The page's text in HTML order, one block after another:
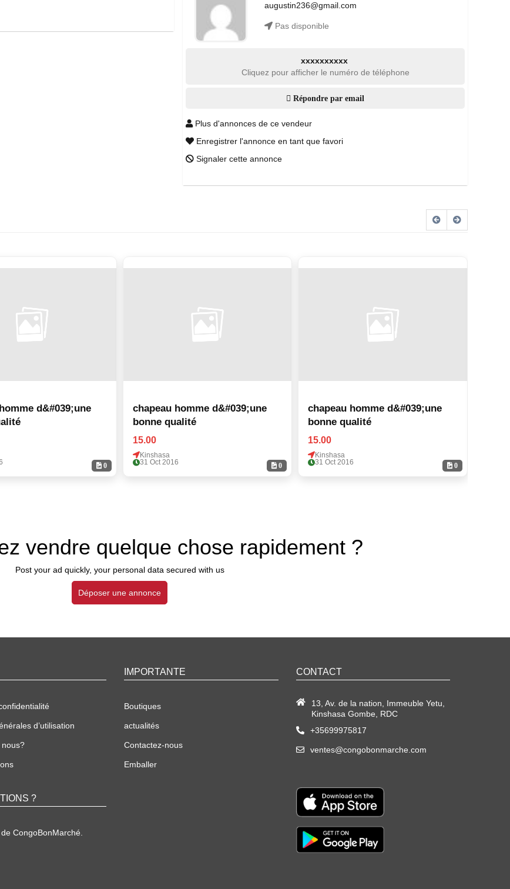
augustin236@gmail.com
Pas disponible
xxxxxxxxxx
Cliquez pour afficher le numéro de téléphone
Répondre par email
Plus d'annonces de ce vendeur
Enregistrer l'annonce en tant que favori
Signaler cette annonce
0
d&#039;une
0
chapeau homme d&#039;une
bonne qualité
15.00
Kinshasa
31 Oct 2016
0
chapeau homme d&#039;une
bonne qualité
15.00
Kinshasa
31 Oct 2016
vendre quelque chose rapidement ?
Post your ad quickly, your personal data secured with us
Déposer une annonce
d’utilisation
?
CongoBonMarché.
IMPORTANTE
Boutiques
actualités
Contactez-nous
Emballer
CONTACT
13, Av. de la nation, Immeuble Yetu,
Kinshasa Gombe, RDC
+35699975817
ventes@congobonmarche.com